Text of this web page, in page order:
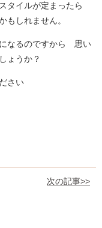
タイルが定まったら
もしれません。
なるのですから 思い
ょうか？
さい
次の記事>>